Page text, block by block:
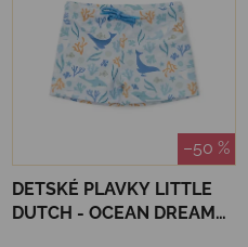
–50 %
DETSKÉ PLAVKY LITTLE
DUTCH - OCEAN DREAMS